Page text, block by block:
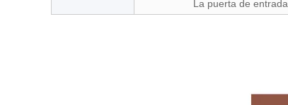
La puerta de entrada